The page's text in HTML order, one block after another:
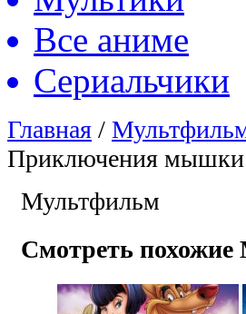
Все аниме
Сериальчики
Главная /
Приключения мышки
Мультфильм
Смотреть